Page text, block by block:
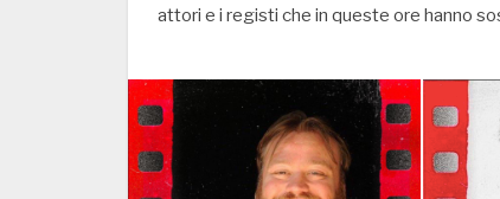
attori e i registi che in queste ore hanno